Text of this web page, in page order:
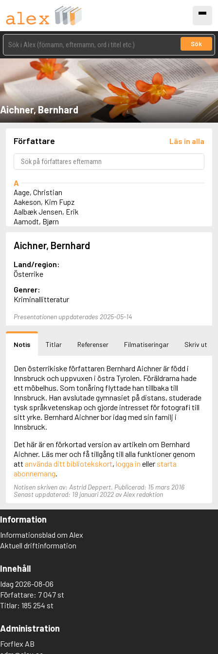
Sök
Aichner, Bernhard
Författare Läs in alla
A
Aage, Christian
Aakeson, Kim Fupz
Aalbæk Jensen, Erik
Aamodt, Bjørn
Abbey, Kieran
Abbot, Anthony
Abbott, John
Abbott, Megan
Abdel-Fattah, Randa
Abdolah, Kader
Abé, Kobo
Abele, Inga
Aboulela, Leila
Abrahams, Peter (f. 1947)
Abrahamson, Emmy
Abse, Dannie
Abu-Jaber, Diana
Abulhawa, Susan
Aburas, Lone
Achebe, Chinua
Aciman, André
Ackebo, Lena
Acker, Kathy
Ackroyd, Peter
Adam de la Halle
Adamov, Arthur
Adams, Jane
Adams, Richard
Adbåge, Emma
Adichie, Chimamanda Ngozi
Adiga, Aravind
Adler-Olsen, Jussi
Adlerbeth, Gudmund Jöran
Adnan, Etel
Adolfsson, Evert
Adolfsson, Gunnar
Adolfsson, Josefine
Aichner, Bernhard
Land/region:
Österrike
Genrer:
Kriminallitteratur
Presentationen uppdaterades 2025-05-14
Notis Titlar Referenser Filmatiseringar Skriv ut
Den österrikiske författaren Bernhard Aichner är född i
Innsbruck och uppvuxen i östra Tyrolen. Föräldrarna hade
ett möbelhus. Som tonåring flyttade han tillbaka till
Innsbruck. Han avslutade gymnasiet på distans, studerade
tysk språkvetenskap och gjorde intresset för fotografi till
sitt yrke. Bernhard Aichner bor idag med sin familj i
Innsbruck.
Det här är en förkortad version av artikeln om Bernhard
Aichner. Läs mer och få tillgång till alla funktioner genom
att använda ditt bibliotekskort, logga in eller starta
abonnemang.
Notisen skriven av: Astrid Deppert. Publicerad: 15 mars 2016
Senast uppdaterad: 19 januari 2022 av Alex redaktion
Information
Informationsblad om Alex
Aktuell driftinformation
Innehåll
Idag 2026-08-06
Författare: 7 047 st
Titlar: 185 254 st
Administration
Forflex AB